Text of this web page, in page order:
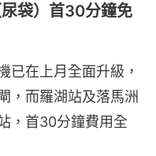
袋）首30分鐘免
已在上月全面升級，
，而羅湖站及落馬洲
，首30分鐘費用全